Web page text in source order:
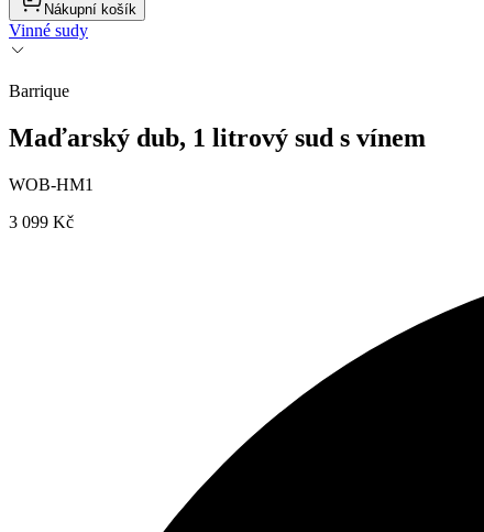
Nákupní košík
Vinné sudy
Barrique
Maďarský dub, 1 litrový sud s vínem
WOB-HM1
3 099 Kč